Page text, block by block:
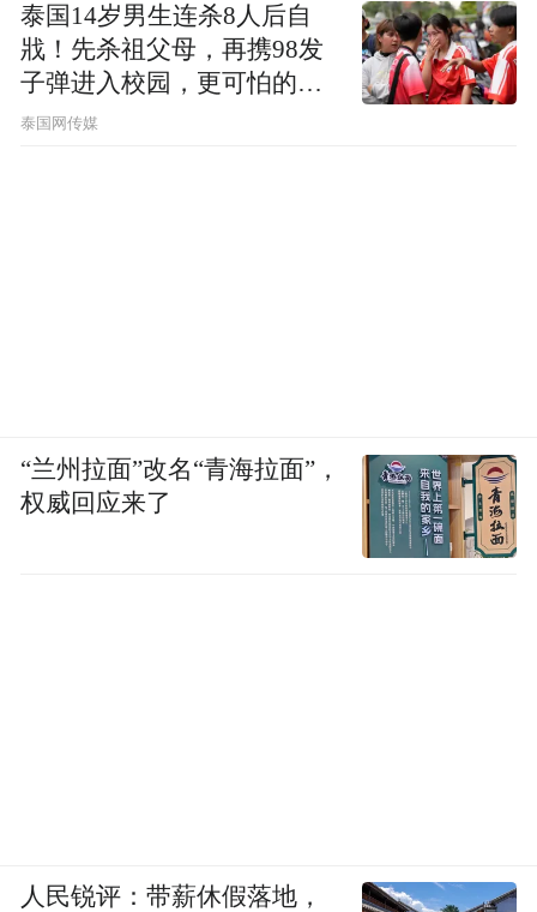
泰国14岁男生连杀8人后自
戕！先杀祖父母，再携98发
子弹进入校园，更可怕的细
节公布了
泰国网传媒
“兰州拉面”改名“青海拉面”，
权威回应来了
人民锐评：带薪休假落地，